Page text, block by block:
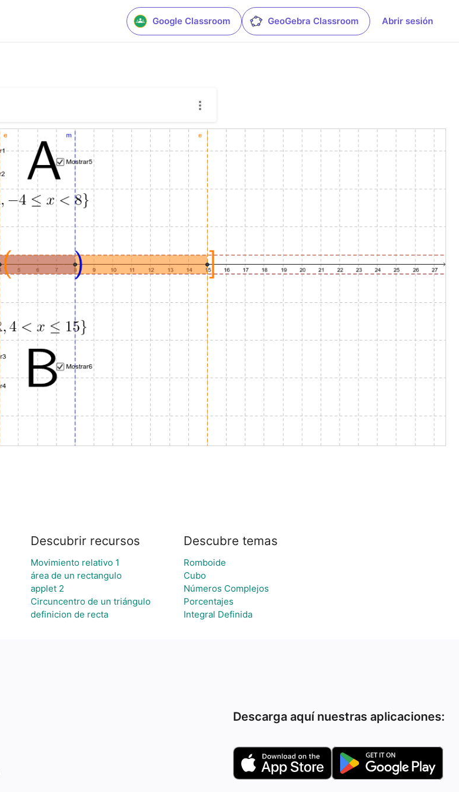
Google Classroom GeoGebra Classroom Abrir sesión
Descubrir recursos
Movimiento relativo 1
área de un rectangulo
applet 2
Circuncentro de un triángulo
definicion de recta
Descubre temas
Romboide
Cubo
Números Complejos
Porcentajes
Integral Definida
Descarga aquí nuestras aplicaciones: